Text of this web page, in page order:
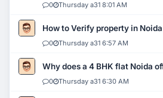
0 Thursday a31 8:01 AM
How to Verify property in
0 Thursday a31 6:57 AM
Why does a 4 BHK flat Noida
0 Thursday a31 6:30 AM